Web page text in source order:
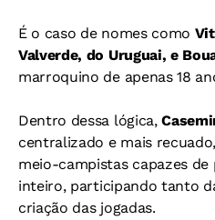
É o caso de nomes como
Valverde, do Uruguai, e
marroquino de apenas 18
Dentro dessa lógica,
centralizado e mais
meio-campistas capazes
inteiro, participando tanto
criação das jogadas.